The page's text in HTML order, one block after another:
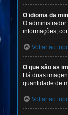
O idioma da
O administrador
informações,
Voltar ao topo
O que são as
Há duas
quantidade de
Voltar ao topo